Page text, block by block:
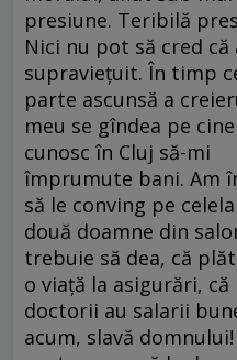
presiune. Teribilă
Nici nu pot să cred că
supraviețuit. În timp
parte ascunsă a
meu se gîndea pe
cunosc în Cluj să-mi
împrumute bani. Am
să le conving pe
două doamne din
trebuie să dea, că
o viață la asigurări, că
doctorii au salarii
acum, slavă